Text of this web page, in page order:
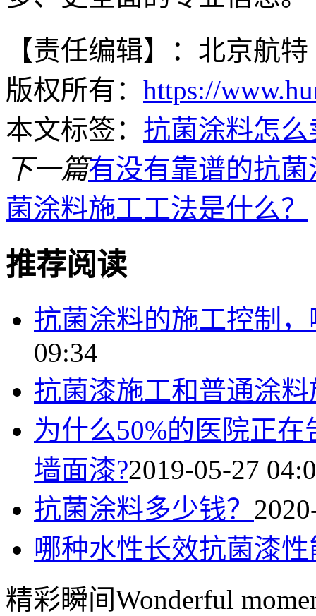
【责任编辑】：北京航特
版权所有： https://
本文标签： 抗菌涂料怎么
下一篇有没有靠谱的抗
菌涂料施工工法是什么？
推荐阅读
抗菌涂料的施工控制
09:34
抗菌漆施工和普通涂
为什么50%的医院正
墙面漆?2019-05-27
抗菌涂料多少钱？
哪种水性长效抗菌漆
精彩瞬间Wonderful